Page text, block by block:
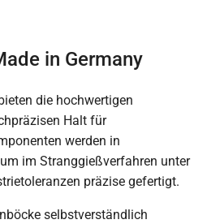
in Germany
die hochwertigen
Halt für
werden in
im Stranggießverfahren unter
präzise gefertigt.
selbstverständlich